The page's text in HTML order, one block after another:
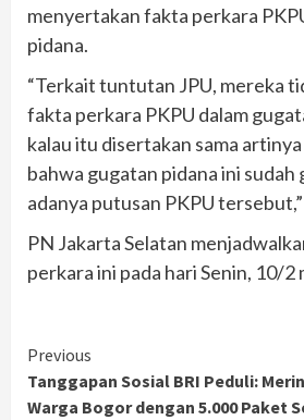
menyertakan fakta perkara
pidana.
“Terkait tuntutan JPU, mereka
fakta perkara PKPU dalam
kalau itu disertakan sama
bahwa gugatan pidana ini sudah
adanya putusan PKPU
PN Jakarta Selatan
perkara ini pada hari Senin, 10/2
Continue
Reading
Previous
Tanggapan Sosial BRI Peduli:
Warga Bogor dengan 5.000 Paket